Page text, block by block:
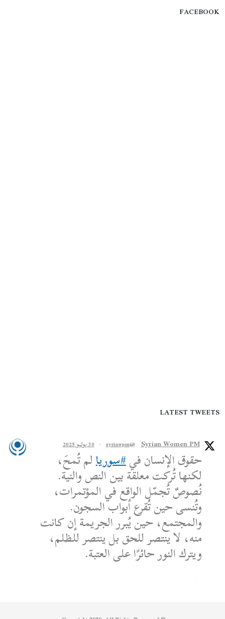
FACEBOOK
LATEST TWEETS
Syrian Women PM
@syriawpm
· 30 يوليو 2025
حقوق الإنسان في#سوريالم تُمحَ،
لكنها تُركت معلقة بين النص والنية.
نُصوصٌ تُجمّل الواقع في المؤتمرات،
وتُنسى حين تُقرع أبواب السجون.
والمجتمع، حين يُبرر الجريمة إن كانت
منه، لا ينتصر للحق بل ينتصر للظلم،
ويترك النور حائرًا على العتبة.
الكاتب: محمد الشماع